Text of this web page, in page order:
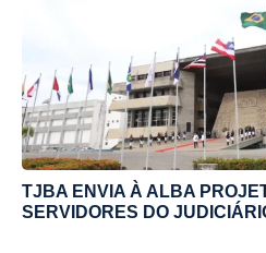
TJBA ENVIA À ALBA
SERVIDORES DO